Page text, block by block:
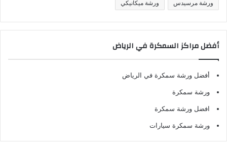
ورشة مرسيدس ورشة ميكانيكي
أفضل مراكز السمكرة في الرياض
أفضل ورشة سمكرة في الرياض
ورشة سمكرة
افضل ورشة سمكرة
ورشة سمكرة سيارات